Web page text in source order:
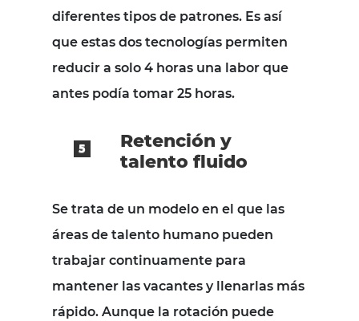
diferentes tipos de patrones. Es así
que estas dos tecnologías permiten
reducir a solo 4 horas una labor que
antes podía tomar 25 horas.
Retención y
talento fluido
Se trata de un modelo en el que las
áreas de talento humano pueden
trabajar continuamente para
mantener las vacantes y llenarlas más
rápido. Aunque la rotación puede